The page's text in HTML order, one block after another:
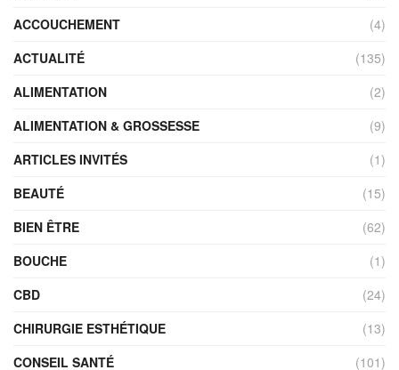
ACCOUCHEMENT
(4)
ACTUALITÉ
(135)
ALIMENTATION
(2)
ALIMENTATION & GROSSESSE
(9)
ARTICLES INVITÉS
(1)
BEAUTÉ
(15)
BIEN ÊTRE
(62)
BOUCHE
(1)
CBD
(24)
CHIRURGIE ESTHÉTIQUE
(13)
CONSEIL SANTÉ
(101)